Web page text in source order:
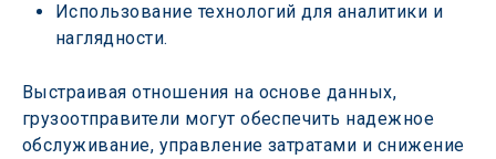
Использование технологий для аналитики и
наглядности.
Выстраивая отношения на основе данных,
грузоотправители могут обеспечить надежное
обслуживание, управление затратами и снижение